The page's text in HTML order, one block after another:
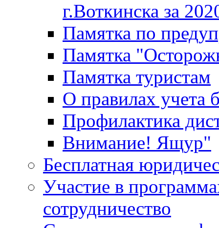
г.Воткинска за
Памятка по
Памятка
Памятка туристам
О правилах учета
Профилактика
Внимание! Ящур"
Бесплатная
Участие в
сотрудничество